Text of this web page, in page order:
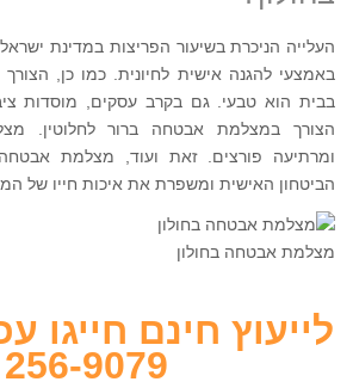
העלייה הניכרת בשיעור הפריצות במדינת
באמצעי להגנה אישית לחיונית. כמו כן,
בבית הוא טבעי. גם בקרב עסקים, מוסדות
הצורך במצלמת אבטחה ברור לחלוטין.
ומרתיעה פורצים. זאת ועוד, מצלמת
הביטחון האישית ומשפרת את איכות חייו של
מצלמת אבטחה בחולון
256-9079